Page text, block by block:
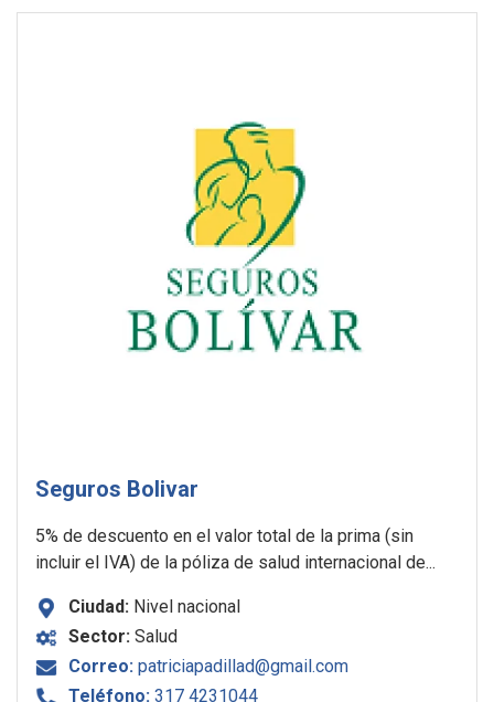
Seguros Bolivar
5% de descuento en el valor total de la prima (sin
incluir el IVA) de la póliza de salud internacional de...
Ciudad: Nivel nacional
Sector: Salud
Correo: patriciapadillad@gmail.com
Teléfono: 317 4231044